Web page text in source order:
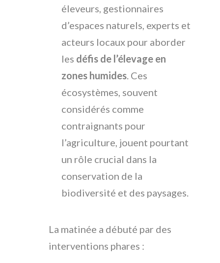
éleveurs, gestionnaires
d’espaces naturels, experts et
acteurs locaux pour aborder
les défis de l’élevage en
zones humides. Ces
écosystèmes, souvent
considérés comme
contraignants pour
l’agriculture, jouent pourtant
un rôle crucial dans la
conservation de la
biodiversité et des paysages.
La matinée a débuté par des
interventions phares :